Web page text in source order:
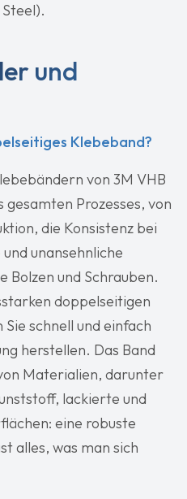
und
Klebeband?
von 3M VHB
Prozesses, von
die Konsistenz bei
unansehnliche
Bolzen und Schrauben.
doppelseitigen
schnell und einfach
herstellen. Das Band
Materialien, darunter
lackierte und
eine robuste
alles, was man sich